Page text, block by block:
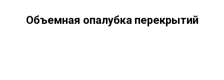
Объемная опалубка перекрытий